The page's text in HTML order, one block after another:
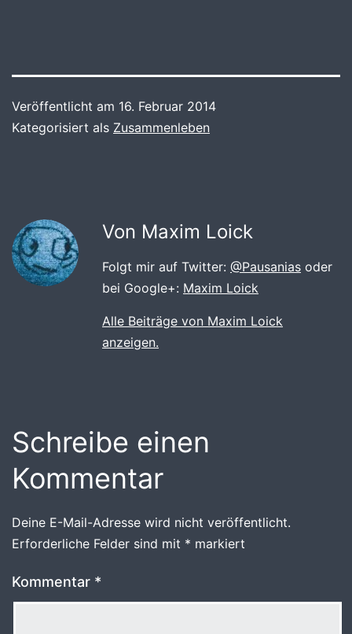
Veröffentlicht am 16. Februar 2014
Kategorisiert als Zusammenleben
Von Maxim Loick
Folgt mir auf Twitter: @Pausanias oder
bei Google+: Maxim Loick
Alle Beiträge von Maxim Loick
anzeigen.
Schreibe einen
Kommentar
Deine E-Mail-Adresse wird nicht veröffentlicht.
Erforderliche Felder sind mit * markiert
Kommentar *